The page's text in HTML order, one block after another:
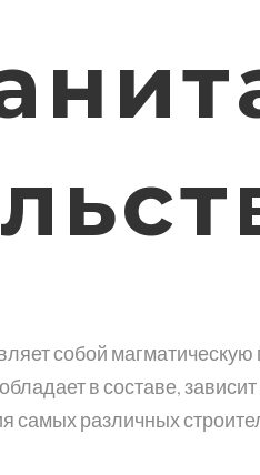
в составе,
самых различных